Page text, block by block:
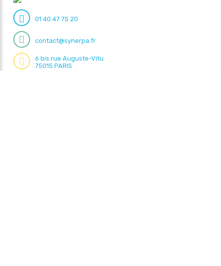
01 40 47 75 20
contact@synerpa.fr
6 bis rue Auguste-Vitu
75015 PARIS